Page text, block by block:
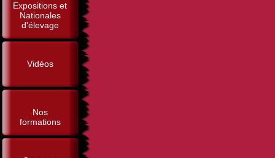
Expositions et
Nationales
d'élevage
Vidéos
Nos
formations